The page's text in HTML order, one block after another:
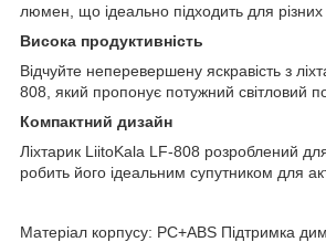
люмен, що ідеально підходить для різних
Висока продуктивність
Відчуйте неперевершену яскравість з
808, який пропонує потужний світловий
Компактний дизайн
Ліхтарик LiitoKala LF-808 розроблений
робить його ідеальним супутником для
Матеріал корпусу: PC+ABS Підтримка